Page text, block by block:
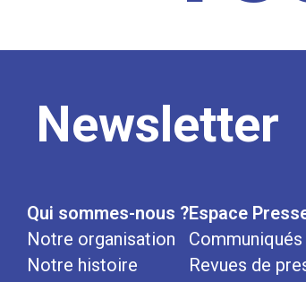
Newsletter
Qui sommes-nous ?
Notre organisation
Notre histoire
Espace
Communiqués
Revues de